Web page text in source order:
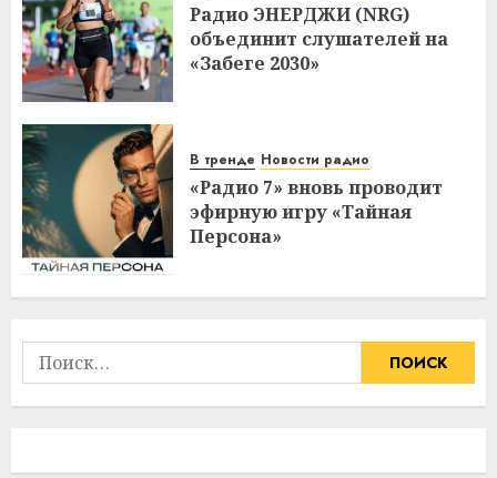
Радио ЭНЕРДЖИ (NRG)
объединит слушателей на
«Забеге 2030»
В тренде Новости радио
«Радио 7» вновь проводит
эфирную игру «Тайная
Персона»
Найти: